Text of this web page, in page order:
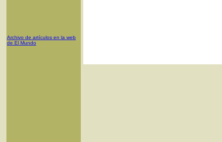
Archivo de artículos en la web
de El Mundo